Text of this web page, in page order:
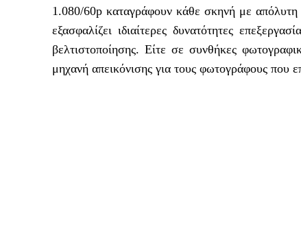
1.080/60p καταγράφουν κάθε σκηνή με απόλυτη
εξασφαλίζει ιδιαίτερες δυνατότητες
βελτιστοποίησης. Είτε σε συνθήκες
μηχανή απεικόνισης για τους φωτογράφους που